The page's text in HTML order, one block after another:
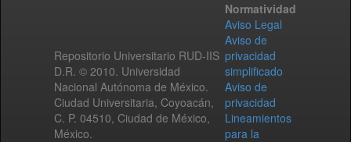
Repositorio Universitario RUD-IIS
D.R. © 2010. Universidad
Nacional Autónoma de México.
Ciudad Universitaria, Coyoacán,
C. P. 04510, Ciudad de México,
México.
Normatividad
Aviso Legal
Aviso de
privacidad
simplificado
Aviso de
privacidad
Lineamientos
para la